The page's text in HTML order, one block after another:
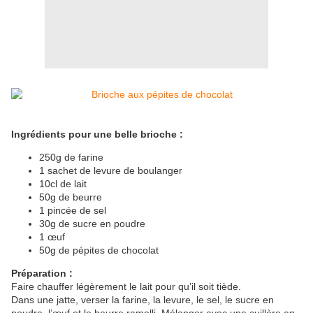
Ingrédients pour une belle brioche :
250g de farine
1 sachet de levure de boulanger
10cl de lait
50g de beurre
1 pincée de sel
30g de sucre en poudre
1 œuf
50g de pépites de chocolat
Préparation :
Faire chauffer légèrement le lait pour qu’il soit tiède.
Dans une jatte, verser la farine, la levure, le sel, le sucre en